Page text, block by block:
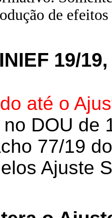
de
19/
até o
DOU de
77/19
Ajuste